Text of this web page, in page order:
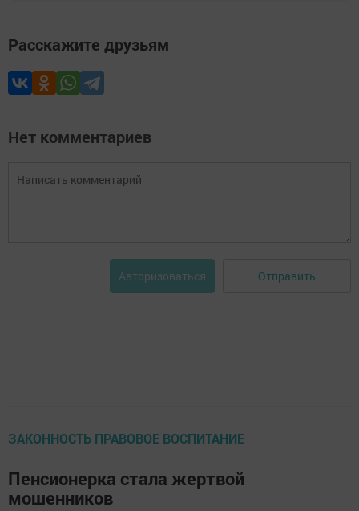
Расскажите друзьям
Нет комментариев
Авторизоваться Отправить
ЗАКОННОСТЬ ПРАВОВОЕ ВОСПИТАНИЕ
Пенсионерка стала жертвой
мошенников